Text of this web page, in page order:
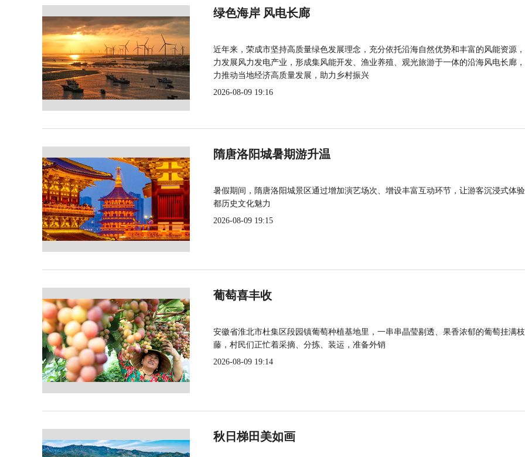
绿色海岸 风电长廊
近年来，荣成市坚持高质量绿色发展理念，充分依托沿海自然优势和丰富的风能资源
力发展风力发电产业，形成集风能开发、渔业养殖、观光旅游于一体的沿海风电长廊
力推动当地经济高质量发展，助力乡村振兴
2026-08-09 19:16
隋唐洛阳城暑期游升温
暑假期间，隋唐洛阳城景区通过增加演艺场次、增设丰富互动环节，让游客沉浸式体
都历史文化魅力
2026-08-09 19:15
葡萄喜丰收
安徽省淮北市杜集区段园镇葡萄种植基地里，一串串晶莹剔透、果香浓郁的葡萄挂满枝
藤，村民们正忙着采摘、分拣、装运，准备外销
2026-08-09 19:14
秋日梯田美如画